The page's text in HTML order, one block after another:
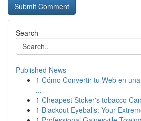
Search
Published News
1 Cómo Convertir tu Web en
...
1 Cheapest Stoker's tobacco
1 Blackout Eyeballs: Your